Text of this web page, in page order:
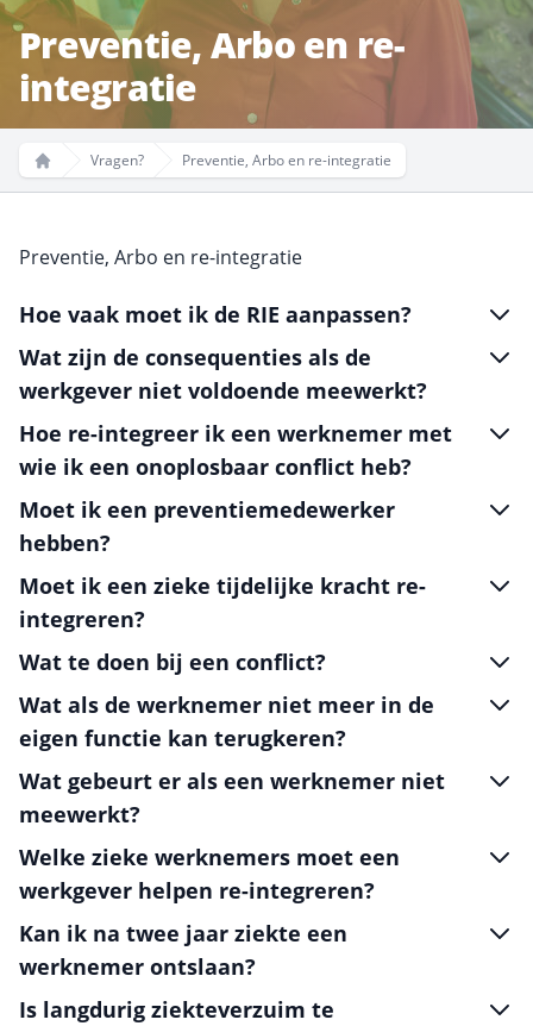
Preventie, Arbo en re-
integratie
Home
Vragen? Preventie, Arbo en re-integratie
Preventie, Arbo en re-integratie
Hoe vaak moet ik de RIE aanpassen?
Wat zijn de consequenties als de
werkgever niet voldoende meewerkt?
Hoe re-integreer ik een werknemer met
wie ik een onoplosbaar conflict heb?
Moet ik een preventiemedewerker
hebben?
Moet ik een zieke tijdelijke kracht re-
integreren?
Wat te doen bij een conflict?
Wat als de werknemer niet meer in de
eigen functie kan terugkeren?
Wat gebeurt er als een werknemer niet
meewerkt?
Welke zieke werknemers moet een
werkgever helpen re-integreren?
Kan ik na twee jaar ziekte een
werknemer ontslaan?
Is langdurig ziekteverzuim te